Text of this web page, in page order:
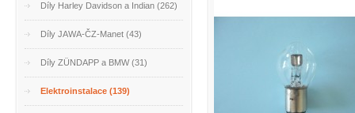
Díly Harley Davidson a Indian (262)
Díly JAWA-ČZ-Manet (43)
Díly ZÜNDAPP a BMW (31)
Elektroinstalace (139)